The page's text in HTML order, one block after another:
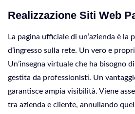
Realizzazione Siti Web
La pagina ufficiale di un’azienda è la
d’ingresso sulla rete. Un vero e
Un’insegna virtuale che ha bisogno
gestita da professionisti. Un
garantisce ampia visibilità. Viene
tra azienda e cliente, annullando